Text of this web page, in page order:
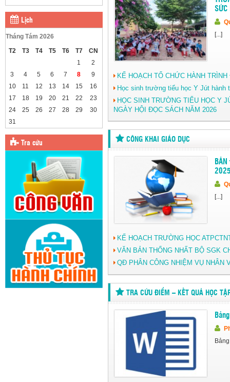
Lịch
Tháng Tám 2026
T2
T3 T4 T5 T6 T7
CN
1
2
3
4 5 6 7 8
9
10
11 12 13 14 15
16
17
18 19 20 21 22
23
24
25 26 27 28 29
30
31
Tra cứu
SỨC
[...]
KẾ HOẠCH TỔ CHỨC HÀNH
Học sinh trường tiểu học Y Jút hành
HỌC SINH TRƯỜNG TIỂU HỌC Y
NGÀY HỘI ĐỌC SÁCH NĂM 2026
CÔNG KHAI GIÁO DỤC
[...]
KẾ HOẠCH TRƯỜNG HỌC
VĂN BẢN THỐNG NHẤT BỘ SGK
QĐ PHÂN CÔNG NHIỆM VỤ NHÂN
TRA CỨU ĐIỂM – KẾT QUẢ HỌC